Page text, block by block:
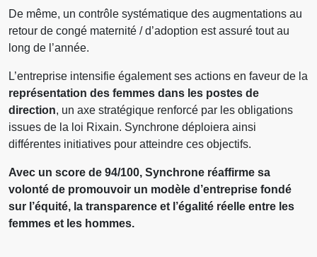
De même, un contrôle systématique des augmentations au
retour de congé maternité / d’adoption est assuré tout au
long de l’année.
L’entreprise intensifie également ses actions en faveur de la
représentation des femmes dans les postes de
direction, un axe stratégique renforcé par les obligations
issues de la loi Rixain. Synchrone déploiera ainsi
différentes initiatives pour atteindre ces objectifs.
Avec un score de 94/100, Synchrone réaffirme sa
volonté de promouvoir un modèle d’entreprise fondé
sur l’équité, la transparence et l’égalité réelle entre les
femmes et les hommes.